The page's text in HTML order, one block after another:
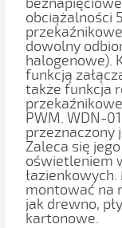
obciążalności
dowolny
halogenowe).
funkcją
także funkcja
PWM. WDN-
przeznaczony
Zaleca się
oświetleniem
montować na
jak drewno,
kartonowe.